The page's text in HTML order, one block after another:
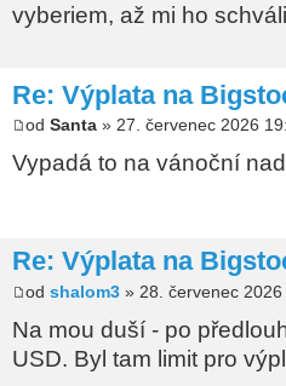
vyberiem, až mi ho
Re: Výplata na
od Santa » 27. červenec 2026
Vypadá to na vánoční
Re: Výplata na
od shalom3 » 28. červenec
Na mou duší - po
USD. Byl tam limit pro